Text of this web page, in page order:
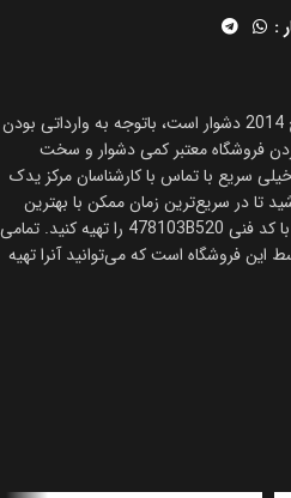
:
همیشه خرید موتور کوپلینگ اسپورتیج 2014 دشوار است، باتوجه به وارداتی بودن
اسپورتیج 2014 پیدا کردن فروشگاه معتبر کمی دشوار و سخت
سریع با تماس با کارشناسان مرکز یدک
تا در سریع‌ترین زمان ممکن با بهترین
قیمت موتور کوپلینگ اسپورتیج 2014 با کد فنی 478103B520 را تهیه کنید. تمامی
فروشگاه است که می‌توانید آنرا تهیه